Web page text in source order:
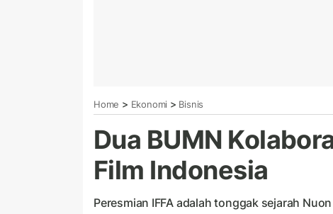
Home > Ekonomi > Bisnis
Dua BUMN
Film Indonesia
Peresmian IFFA adalah tonggak sejarah